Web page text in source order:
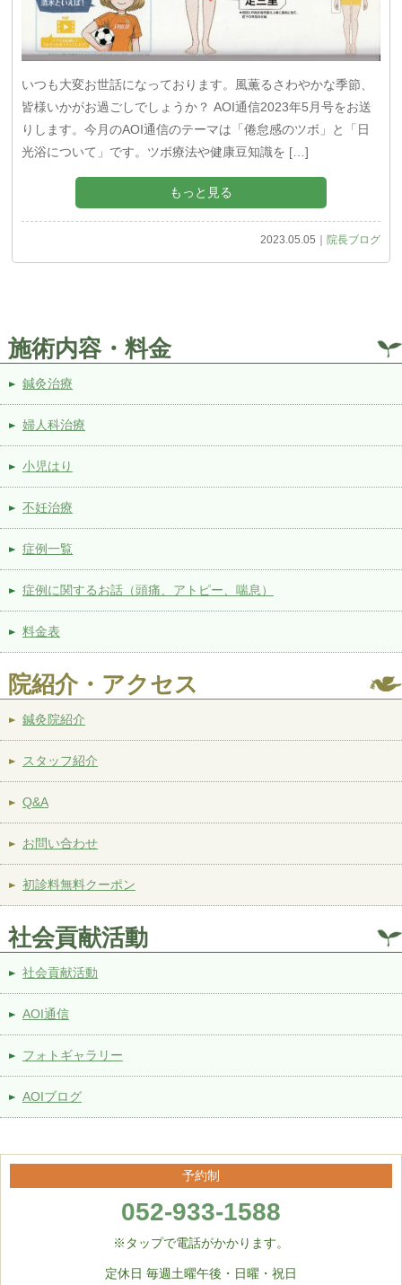
いつも大変お世話になっております。風薫るさわやかな季節、
皆様いかがお過ごしでしょうか？ AOI通信2023年5月号をお送
りします。今月のAOI通信のテーマは「倦怠感のツボ」と「日
光浴について」です。ツボ療法や健康豆知識を […]
もっと見る
2023.05.05｜ 院長ブログ
施術内容・料金
鍼灸治療
婦人科治療
小児はり
不妊治療
症例一覧
症例に関するお話（頭痛、アトピー、喘息）
料金表
院紹介・アクセス
鍼灸院紹介
スタッフ紹介
Q&A
お問い合わせ
初診料無料クーポン
社会貢献活動
社会貢献活動
AOI通信
フォトギャラリー
AOIブログ
予約制
052-933-1588
※タップで電話がかかります。
定休日 毎週土曜午後・日曜・祝日